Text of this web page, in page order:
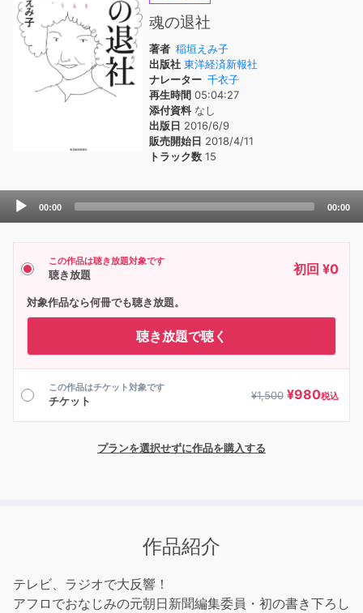
魂の退社
著者 稲垣えみ子
出版社 東洋経済新報社
ナレーター 千衣子
再生時間 05:04:27
添付資料なし
出版日 2016/6/9
販売開始日 2018/4/11
トラック数 15
Audio
00:00 00:00
この作品は聴き放題対象です
聴き放題 初回 ¥0
対象作品なら何冊でも聴き放題。
聴き放題で聴く
この作品はチケット対象です
チケット ¥1,500 ¥980税込
プランを選択せずに作品を購入する
作品紹介
テレビ、ラジオで大反響！
アフロでおなじみの元朝日新聞編集委員・初の書き下ろし